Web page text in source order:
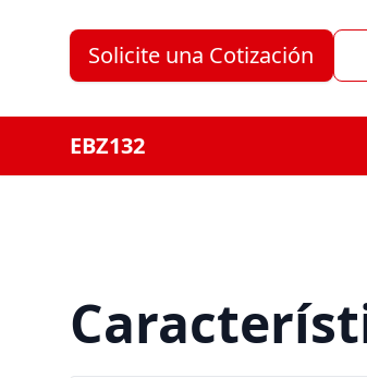
Solicite una Cotización
EBZ132